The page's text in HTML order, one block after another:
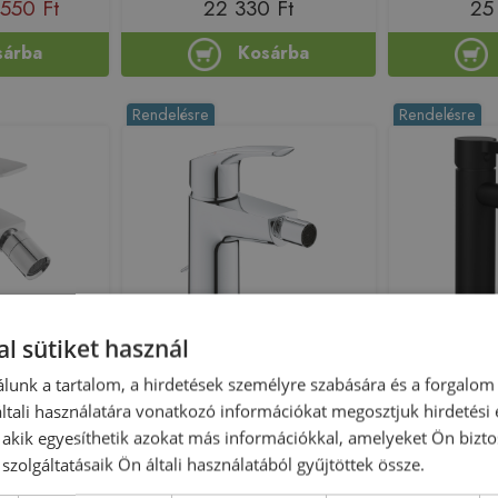
Ft 22 330 Ft
Kosárba
csaptelep,
002-V
002-V
Rendelésre
Grohe Eurosmart egykaros
bidécsaptelep S-es méret
besüllyeszthető lánccal, króm
32927003
Azonosító: 212967
Cikkszám: 32927003
Rendelésre
matt
sütiket használ
a tartalom, a hirdetések személyre szabására és a forgalom
használatára vonatkozó információkat megosztjuk hirdetési
egyesíthetik azokat más információkkal, amelyeket Ön
Ön általi használatából gyűjtöttek össze.